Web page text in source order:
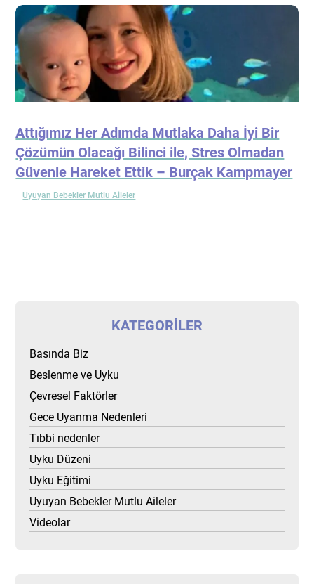
Attığımız Her Adımda Mutlaka Daha İyi Bir
Çözümün Olacağı Bilinci ile, Stres Olmadan
Güvenle Hareket Ettik – Burçak Kampmayer
Uyuyan Bebekler Mutlu Aileler
KATEGORILER
Basında Biz
Beslenme ve Uyku
Çevresel Faktörler
Gece Uyanma Nedenleri
Tıbbi nedenler
Uyku Düzeni
Uyku Eğitimi
Uyuyan Bebekler Mutlu Aileler
Videolar